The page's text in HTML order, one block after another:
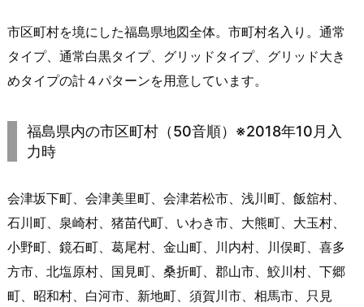
市区町村を境にした福島県地図全体。市町村名入り。通常
タイプ、通常白黒タイプ、グリッドタイプ、グリッド大き
めタイプの計４パターンを用意しています。
福島県内の市区町村（50音順）※2018年10月入
力時
会津坂下町、会津美里町、会津若松市、浅川町、飯舘村、
石川町、泉崎村、猪苗代町、いわき市、大熊町、大玉村、
小野町、鏡石町、葛尾村、金山町、川内村、川俣町、喜多
方市、北塩原村、国見町、桑折町、郡山市、鮫川村、下郷
町、昭和村、白河市、新地町、須賀川市、相馬市、只見